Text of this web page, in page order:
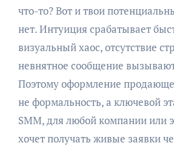
что-то? Вот и твои
нет. Интуиция срабатывает
визуальный хаос, отсутствие
невнятное сообщение
Поэтому оформление
не формальность, а ключевой
SMM, для любой компании или
хочет получать живые заявки